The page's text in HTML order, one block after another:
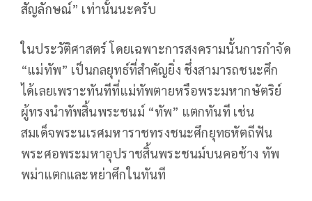
สัญลักษณ์” เท่านั้นนะครับ
ในประวัติศาสตร์ โดยเฉพาะการสงครามนั้นการกำจัด
“แม่ทัพ” เป็นกลยุทธ์ที่สำคัญยิ่ง ชึ่งสามารถชนะศึก
ได้เลยเพราะทันทีที่แม่ทัพตายหรือพระมหากษัตริย์
ผู้ทรงนำทัพสิ้นพระชนม์ “ทัพ” แตกทันที เช่น
สมเด็จพระนเรศมหาราชทรงชนะศึกยุทธหัตถีฟัน
พระศอพระมหาอุปราชสิ้นพระชนม์บนคอช้าง ทัพ
พม่าแตกและหย่าศึกในทันที